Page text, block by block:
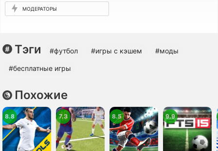
МОДЕРАТОРЫ
Тэги #футбол #игры с кэшем #моды
#бесплатные игры
Похожие
8.8 7.3 8.5 9.9